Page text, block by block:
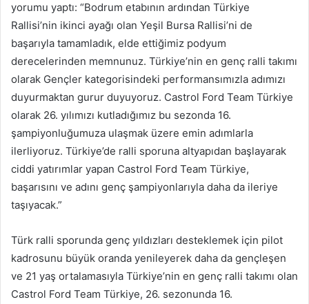
yorumu yaptı: “Bodrum etabının ardından Türkiye
Rallisi’nin ikinci ayağı olan Yeşil Bursa Rallisi’ni de
başarıyla tamamladık, elde ettiğimiz podyum
derecelerinden memnunuz. Türkiye’nin en genç ralli takımı
olarak Gençler kategorisindeki performansımızla adımızı
duyurmaktan gurur duyuyoruz. Castrol Ford Team Türkiye
olarak 26. yılımızı kutladığımız bu sezonda 16.
şampiyonluğumuza ulaşmak üzere emin adımlarla
ilerliyoruz. Türkiye’de ralli sporuna altyapıdan başlayarak
ciddi yatırımlar yapan Castrol Ford Team Türkiye,
başarısını ve adını genç şampiyonlarıyla daha da ileriye
taşıyacak.”
Türk ralli sporunda genç yıldızları desteklemek için pilot
kadrosunu büyük oranda yenileyerek daha da gençleşen
ve 21 yaş ortalamasıyla Türkiye’nin en genç ralli takımı olan
Castrol Ford Team Türkiye, 26. sezonunda 16.